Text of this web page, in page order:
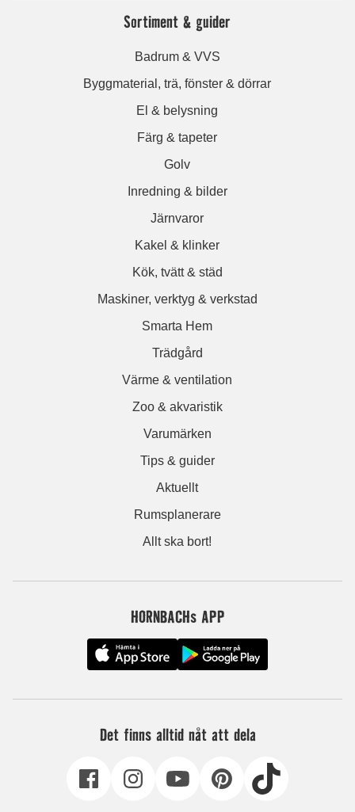
Sortiment & guider
Badrum & VVS
Byggmaterial, trä, fönster & dörrar
El & belysning
Färg & tapeter
Golv
Inredning & bilder
Järnvaror
Kakel & klinker
Kök, tvätt & städ
Maskiner, verktyg & verkstad
Smarta Hem
Trädgård
Värme & ventilation
Zoo & akvaristik
Varumärken
Tips & guider
Aktuellt
Rumsplanerare
Allt ska bort!
HORNBACHs APP
Det finns alltid nåt att dela